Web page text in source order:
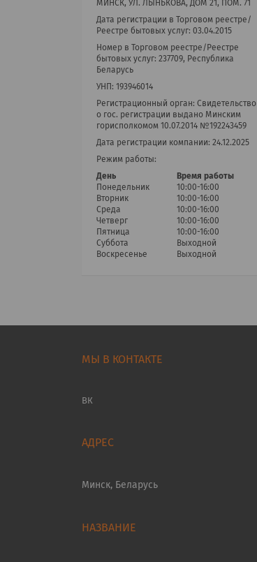
МИНСК, УЛ. ЛЫНЬКОВА, ДОМ 21, ПОМ. 71
Дата регистрации в Торговом реестре/
Реестре бытовых услуг: 03.04.2015
Номер в Торговом реестре/Реестре
бытовых услуг: 237709, Республика
Беларусь
УНП: 193946014
Регистрационный орган: Cвидетельство
о гос. регистрации выдано Минским
горисполкомом 10.07.2014 №192243459
Дата регистрации компании: 24.12.2025
Режим работы:
День
Время работы
Понедельник
10:00-16:00
Вторник
10:00-16:00
Среда
10:00-16:00
Четверг
10:00-16:00
Пятница
10:00-16:00
Суббота
Выходной
Воскресенье
Выходной
МЫ В КОНТАКТЕ
ВК
Минск, Беларусь